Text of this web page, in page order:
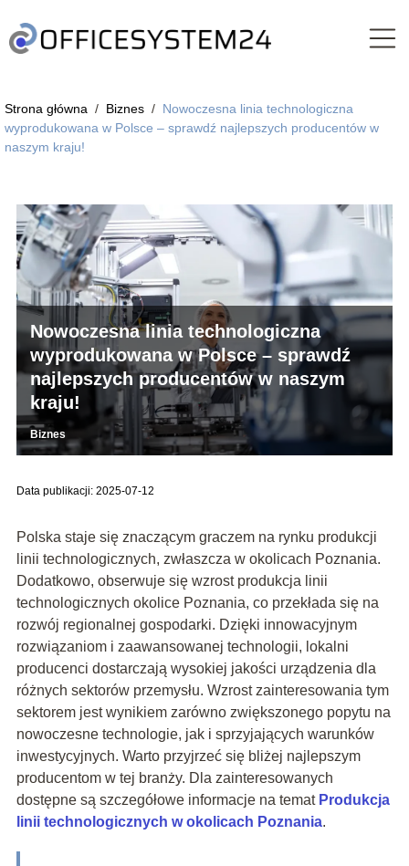
Strona główna / Biznes / Nowoczesna linia technologiczna
wyprodukowana w Polsce – sprawdź najlepszych producentów w
naszym kraju!
Nowoczesna linia technologiczna
wyprodukowana w Polsce – sprawdź
najlepszych producentów w naszym
kraju!
Biznes
Data publikacji: 2025-07-12
Polska staje się znaczącym graczem na rynku produkcji
linii technologicznych, zwłaszcza w okolicach Poznania.
Dodatkowo, obserwuje się wzrost produkcja linii
technologicznych okolice Poznania, co przekłada się na
rozwój regionalnej gospodarki. Dzięki innowacyjnym
rozwiązaniom i zaawansowanej technologii, lokalni
producenci dostarczają wysokiej jakości urządzenia dla
różnych sektorów przemysłu. Wzrost zainteresowania tym
sektorem jest wynikiem zarówno zwiększonego popytu na
nowoczesne technologie, jak i sprzyjających warunków
inwestycyjnych. Warto przyjrzeć się bliżej najlepszym
producentom w tej branży. Dla zainteresowanych
dostępne są szczegółowe informacje na temat Produkcja
linii technologicznych w okolicach Poznania.